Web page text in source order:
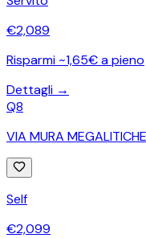
€2,089
Risparmi ~1,65€ a pieno
Dettagli →
Q8
VIA MURA
Self
€2,099